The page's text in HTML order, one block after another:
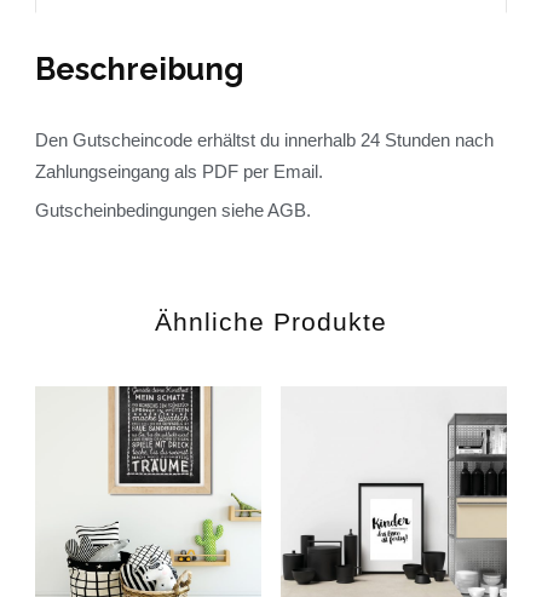
Beschreibung
Den Gutscheincode erhältst du innerhalb 24 Stunden nach
Zahlungseingang als PDF per Email.
Gutscheinbedingungen siehe AGB.
Ähnliche Produkte